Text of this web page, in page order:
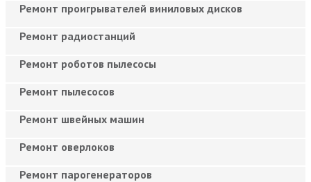
Ремонт проигрывателей виниловых дисков
Ремонт радиостанций
Ремонт роботов пылесосы
Ремонт пылесосов
Ремонт швейных машин
Ремонт оверлоков
Ремонт парогенераторов